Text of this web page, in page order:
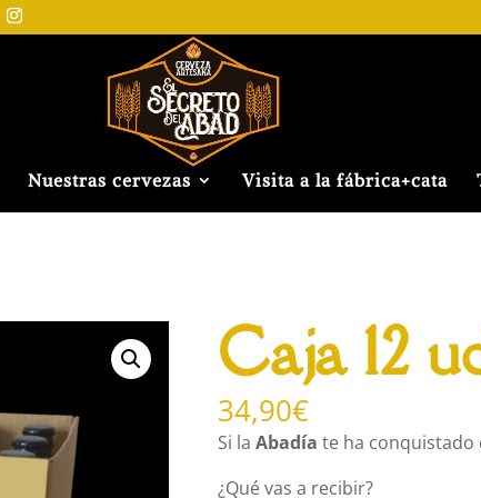
Nuestras cervezas Visita a la fábrica+cata
Caja 12
34,90€
Si la Abadía te ha conquistado
¿Qué vas a recibir?